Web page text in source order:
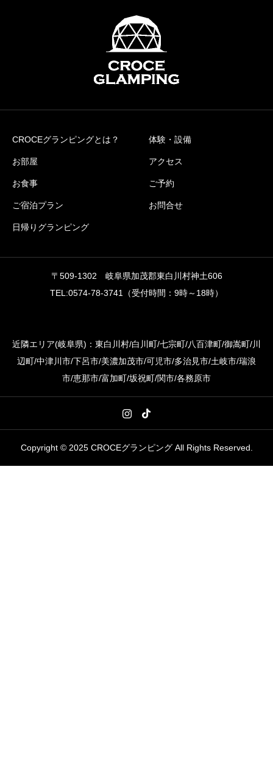
CROCEグランピングとは？
お部屋
お食事
ご宿泊プラン
日帰りグランピング
体験・設備
アクセス
ご予約
お問合せ
〒509-1302 岐阜県加茂郡東白川村神土606
TEL:0574-78-3741（受付時間：9時～18時）
近隣エリア(岐阜県)：東白川村/白川町/七宗町/八百津町/御嵩町/川
辺町/中津川市/下呂市/美濃加茂市/可児市/多治見市/土岐市/瑞浪
市/恵那市/富加町/坂祝町/関市/各務原市
Copyright © 2025 CROCEグランピング All Rights Reserved.